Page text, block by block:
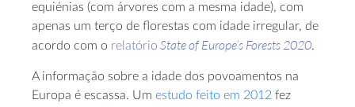
equiénias (com árvores com a mesma idade), com
apenas um terço de florestas com idade irregular, de
acordo com o relatório State of Europe’s Forests 2020.
A informação sobre a idade dos povoamentos na
Europa é escassa. Um estudo feito em 2012 fez